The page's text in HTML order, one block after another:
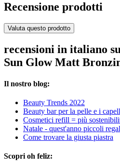
Recensione prodotti
Valuta questo prodotto
recensioni in italiano
Sun Glow Matt
Il nostro blog:
Beauty Trends 2022
Beauty bar per la pelle e i
Cosmetici refill = più
Natale - quest'anno piccoli
Come trovare la giusta piastra
Scopri oh feliz: